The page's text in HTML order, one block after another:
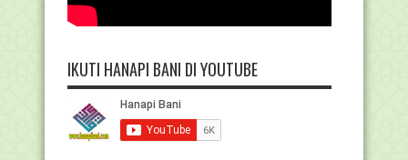
IKUTI HANAPI BANI DI YOUTUBE